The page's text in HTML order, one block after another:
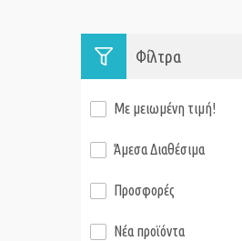
Φίλτρα
Με μειωμένη τιμή!
Άμεσα Διαθέσιμα
Προσφορές
Νέα προϊόντα